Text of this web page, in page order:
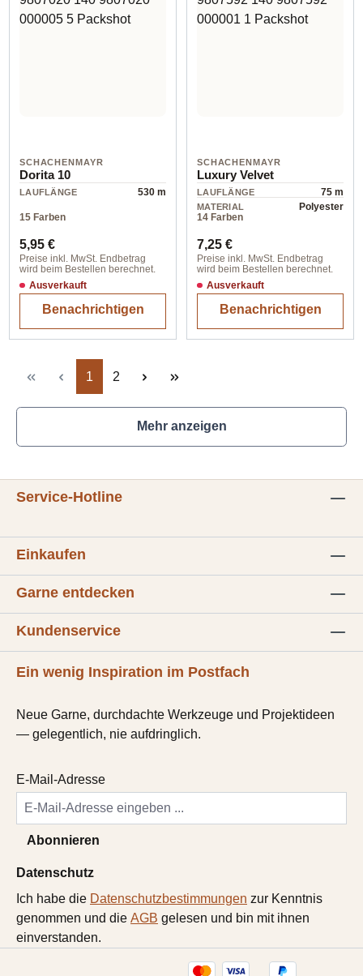
SCHACHENMAYR
Dorita 10
LAUFLÄNGE 530 m
15 Farben
Regulärer Preis:
5,95 €
Preise inkl. MwSt. Endbetrag
wird beim Bestellen berechnet.
Ausverkauft
Benachrichtigen
SCHACHENMAYR
Luxury Velvet
LAUFLÄNGE 75 m
MATERIAL
Polyester
14 Farben
Regulärer Preis:
7,25 €
Preise inkl. MwSt. Endbetrag
wird beim Bestellen berechnet.
Ausverkauft
Benachrichtigen
Seite
1 Seite
2
Mehr anzeigen
Service-Hotline
Einkaufen
Garne entdecken
Kundenservice
Ein wenig Inspiration im Postfach
Neue Garne, durchdachte Werkzeuge und Projektideen
— gelegentlich, nie aufdringlich.
E-Mail-Adresse
Abonnieren
Datenschutz
Ich habe die Datenschutzbestimmungen zur Kenntnis
genommen und die AGB gelesen und bin mit ihnen
einverstanden.